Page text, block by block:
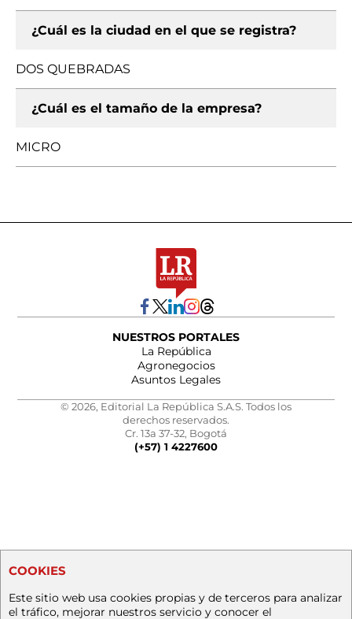
¿Cuál es la ciudad en el que se registra?
DOS QUEBRADAS
¿Cuál es el tamaño de la empresa?
MICRO
NUESTROS PORTALES
La República
Agronegocios
Asuntos Legales
© 2026, Editorial La República S.A.S. Todos los
derechos reservados.
Cr. 13a 37-32, Bogotá
(+57) 1 4227600
COOKIES
Este sitio web usa cookies propias y de terceros para analizar
el tráfico, mejorar nuestros servicio y conocer el